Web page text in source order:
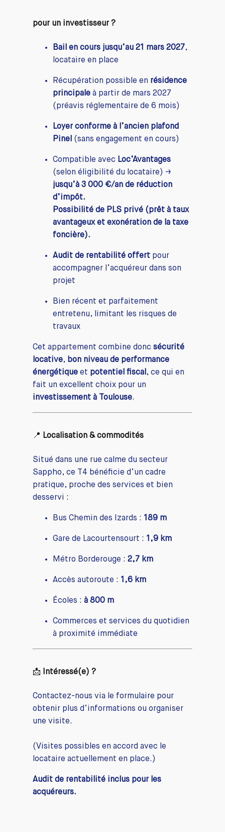
pour un investisseur ?
Bail en cours jusqu’au 21 mars 2027,
locataire en place
Récupération possible en résidence
principaleà partir de mars 2027
(préavis réglementaire de 6 mois)
Loyer conforme à l’ancien plafond
Pinel (sans engagement en cours)
Compatible avec Loc’Avantages
(selon éligibilité du locataire) →
jusqu’à 3 000 €/an de réduction
d’impôt.
Possibilité de PLS privé (prêt à taux
avantageux et exonération de la taxe
foncière).
Audit de rentabilité offertpour
accompagner l’acquéreur dans son
projet
Bien récent et parfaitement
entretenu, limitant les risques de
travaux
Cet appartement combine donc sécurité
locative, bon niveau de performance
énergétiqueet potentiel fiscal , ce qui en
fait un excellent choix pour un
investissement à Toulouse.
📍 Localisation & commodités
Situé dans une rue calme du secteur
Sappho, ce T4 bénéficie d’un cadre
pratique, proche des services et bien
desservi :
Bus Chemin des Izards : 189 m
Gare de Lacourtensourt : 1,9 km
Métro Borderouge : 2,7 km
Accès autoroute : 1,6 km
Écoles : à 800 m
Commerces et services du quotidien
à proximité immédiate
📩 Intéressé(e) ?
Contactez-nous via le formulaire pour
obtenir plus d’informations ou organiser
une visite.
(Visites possibles en accord avec le
locataire actuellement en place.)
Audit de rentabilité inclus pour les
acquéreurs.